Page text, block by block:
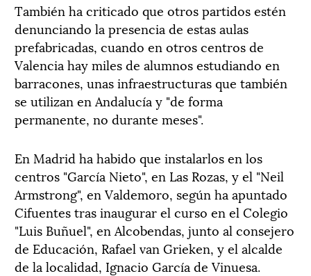
También ha criticado que otros partidos estén
denunciando la presencia de estas aulas
prefabricadas, cuando en otros centros de
Valencia hay miles de alumnos estudiando en
barracones, unas infraestructuras que también
se utilizan en Andalucía y "de forma
permanente, no durante meses".
En Madrid ha habido que instalarlos en los
centros "García Nieto", en Las Rozas, y el "Neil
Armstrong", en Valdemoro, según ha apuntado
Cifuentes tras inaugurar el curso en el Colegio
"Luis Buñuel", en Alcobendas, junto al consejero
de Educación, Rafael van Grieken, y el alcalde
de la localidad, Ignacio García de Vinuesa.